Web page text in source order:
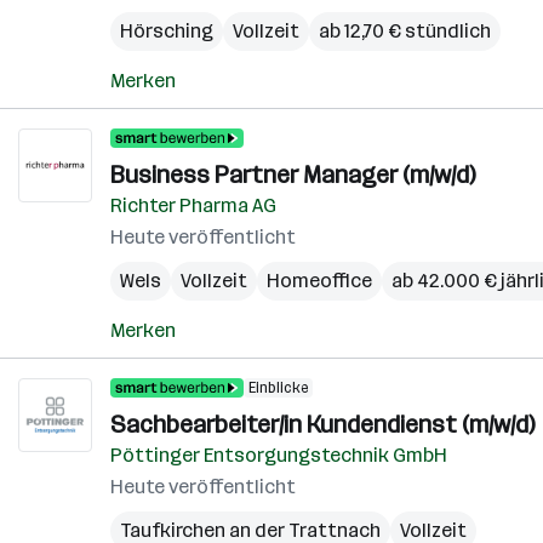
Hörsching Vollzeit ab 12,70 € stündlich
Merken
Business Partner Manager (m/w/d)
Richter Pharma AG
Heute veröffentlicht
Wels
Vollzeit Homeoffice ab 42.000 €
Merken
Einblicke
Sachbearbeiter/in Kundendienst (m/w/d)
Pöttinger Entsorgungstechnik GmbH
Heute veröffentlicht
Taufkirchen an der Trattnach
Vollzeit